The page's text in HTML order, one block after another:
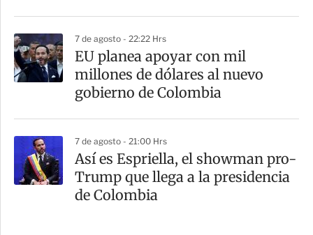
7 de agosto - 22:22 Hrs
EU planea apoyar con mil
millones de dólares al nuevo
gobierno de Colombia
7 de agosto - 21:00 Hrs
Así es Espriella, el showman pro-
Trump que llega a la presidencia
de Colombia